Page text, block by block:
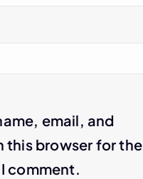
email, and
this browser for the
comment.